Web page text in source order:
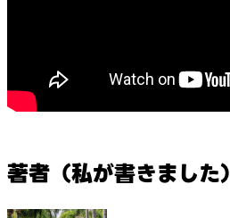
著者（私が書きました）